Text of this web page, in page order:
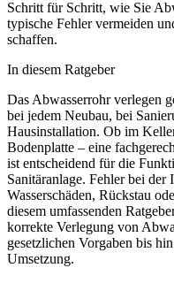
Schritt für Schritt, wie Sie
typische Fehler vermeiden
schaffen.
In diesem Ratgeber
Das Abwasserrohr verlegen
bei jedem Neubau, bei
Hausinstallation. Ob im
Bodenplatte – eine
ist entscheidend für die
Sanitäranlage. Fehler bei
Wasserschäden, Rückstau
diesem umfassenden
korrekte Verlegung von
gesetzlichen Vorgaben bis
Umsetzung.